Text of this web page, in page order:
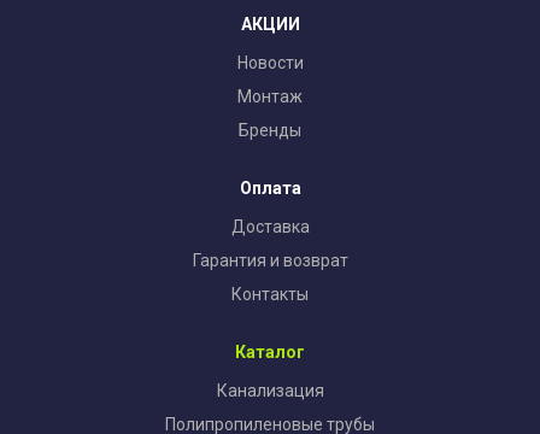
АКЦИИ
Новости
Монтаж
Бренды
Оплата
Доставка
Гарантия и возврат
Контакты
Каталог
Канализация
Полипропиленовые трубы